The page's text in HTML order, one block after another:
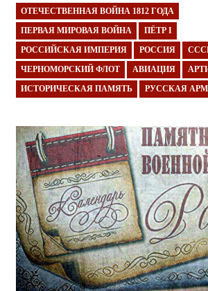
ОТЕЧЕСТВЕННАЯ ВОЙНА 1812 ГОДА
ПЕРВАЯ МИРОВАЯ ВОЙНА ПЁТР I
РОССИЙСКАЯ ИМПЕРИЯ РОССИЯ
ЧЕРНОМОРСКИЙ ФЛОТ АВИАЦИЯ
ИСТОРИЧЕСКАЯ ПАМЯТЬ РУССКАЯ